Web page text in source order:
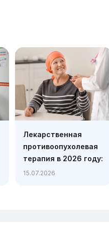
Лекарственная
противоопухолевая
терапия в 2026 году:
химиотерапия,
15.07.2026